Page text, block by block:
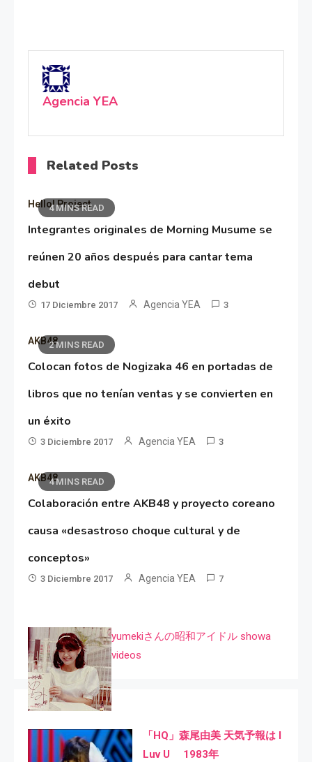
Agencia YEA
Related Posts
4 MINS READ
Hello! Project
Integrantes originales de Morning Musume se
reúnen 20 años después para cantar tema
debut
17 Diciembre 2017 Agencia YEA 3
2 MINS READ
AKB48
Colocan fotos de Nogizaka 46 en portadas de
libros que no tenían ventas y se convierten en
un éxito
3 Diciembre 2017 Agencia YEA 3
4 MINS READ
AKB48
Colaboración entre AKB48 y proyecto coreano
causa «desastroso choque cultural y de
conceptos»
3 Diciembre 2017 Agencia YEA 7
yumekiさんの昭和アイドル showa
videos
「HQ」森尾由美 天気予報は I
Luv U 1983年